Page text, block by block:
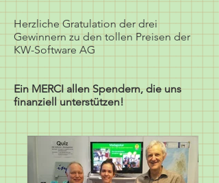
Herzliche Gratulation der drei
Gewinnern zu den tollen Preisen der
KW-Software AG
Ein MERCI allen Spendern, die uns
finanziell unterstützen!